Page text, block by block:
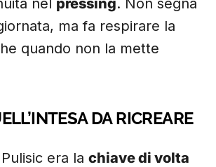
nel pressing. Non segna
ma fa respirare la
quando non la mette
DA RICREARE
era la chiave di volta